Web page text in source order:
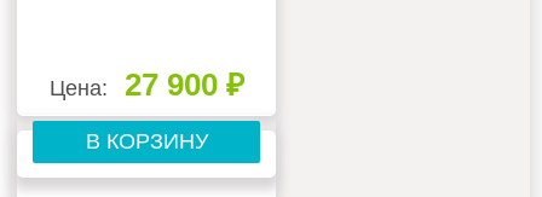
Цена: 27 900 ₽
В КОРЗИНУ